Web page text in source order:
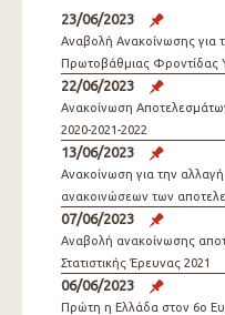
23/06/2023
Αναβολή Ανακοίνωσης
Πρωτοβάθμιας Φροντίδας
22/06/2023
Ανακοίνωση
2020-2021-2022
13/06/2023
Aνακοίνωση για την
ανακοινώσεων των
Θέσεων Εργασίας
07/06/2023
Αναβολή ανακοίνωσης
Στατιστικής Έρευνας 2021
06/06/2023
Πρώτη η Ελλάδα στον 6ο